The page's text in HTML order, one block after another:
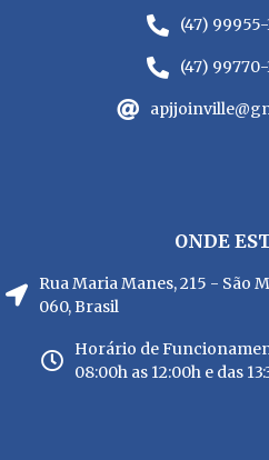
(47)
(47)
ONDE
Rua Maria Manes, 215 - São
060, Brasil
Horário de
08:00h as 12:00h e das